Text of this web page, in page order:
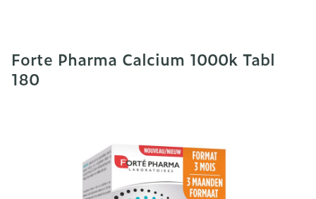
Forte Pharma Calcium 1000k Tabl
180